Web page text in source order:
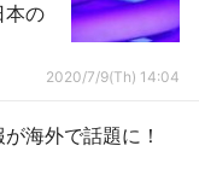
本の
2020/7/9(Th) 14:04
が海外で話題に！